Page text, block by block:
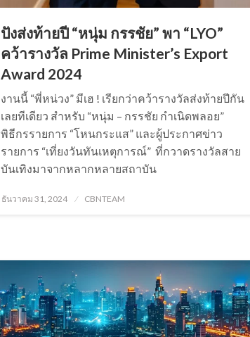
ปังส่งท้ายปี “หนุ่ม กรรชัย” พา “LYO”
คว้ารางวัล Prime Minister’s Export
Award 2024
งานนี้ “พี่หน่วง” มีเฮ ! เรียกว่าคว้ารางวัลส่งท้ายปีกัน
เลยทีเดียว สำหรับ “หนุ่ม – กรรชัย กำเนิดพลอย”
พิธีกรรายการ “โหนกระแส” และผู้ประกาศข่าว
รายการ “เที่ยงวันทันเหตุการณ์” ที่กวาดรางวัลสาย
บันเทิงมาจากหลากหลายสถาบัน
Posted
ธันวาคม 31, 2024 CBNTEAM